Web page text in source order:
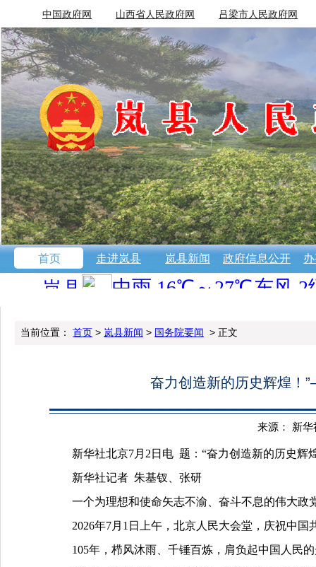
中国政府网 山西省人民政府网 吕梁市人民政府网
首页 走进岚县 岚县新闻 政府信息公开
当前位置： 首页 > 岚县新闻 > 国务院要闻 > 正文
奋力创造新的历史辉煌！
来源： 新
新华社北京7月2日电题：“奋力创造新的历史
新华社记者 朱基钗、张研
一个为理想和使命矢志不渝、奋斗不息的伟大政
2026年7月1日上午，北京人民大会堂，庆祝中国
105年，栉风沐雨、千锤百炼，肩负起中国人民